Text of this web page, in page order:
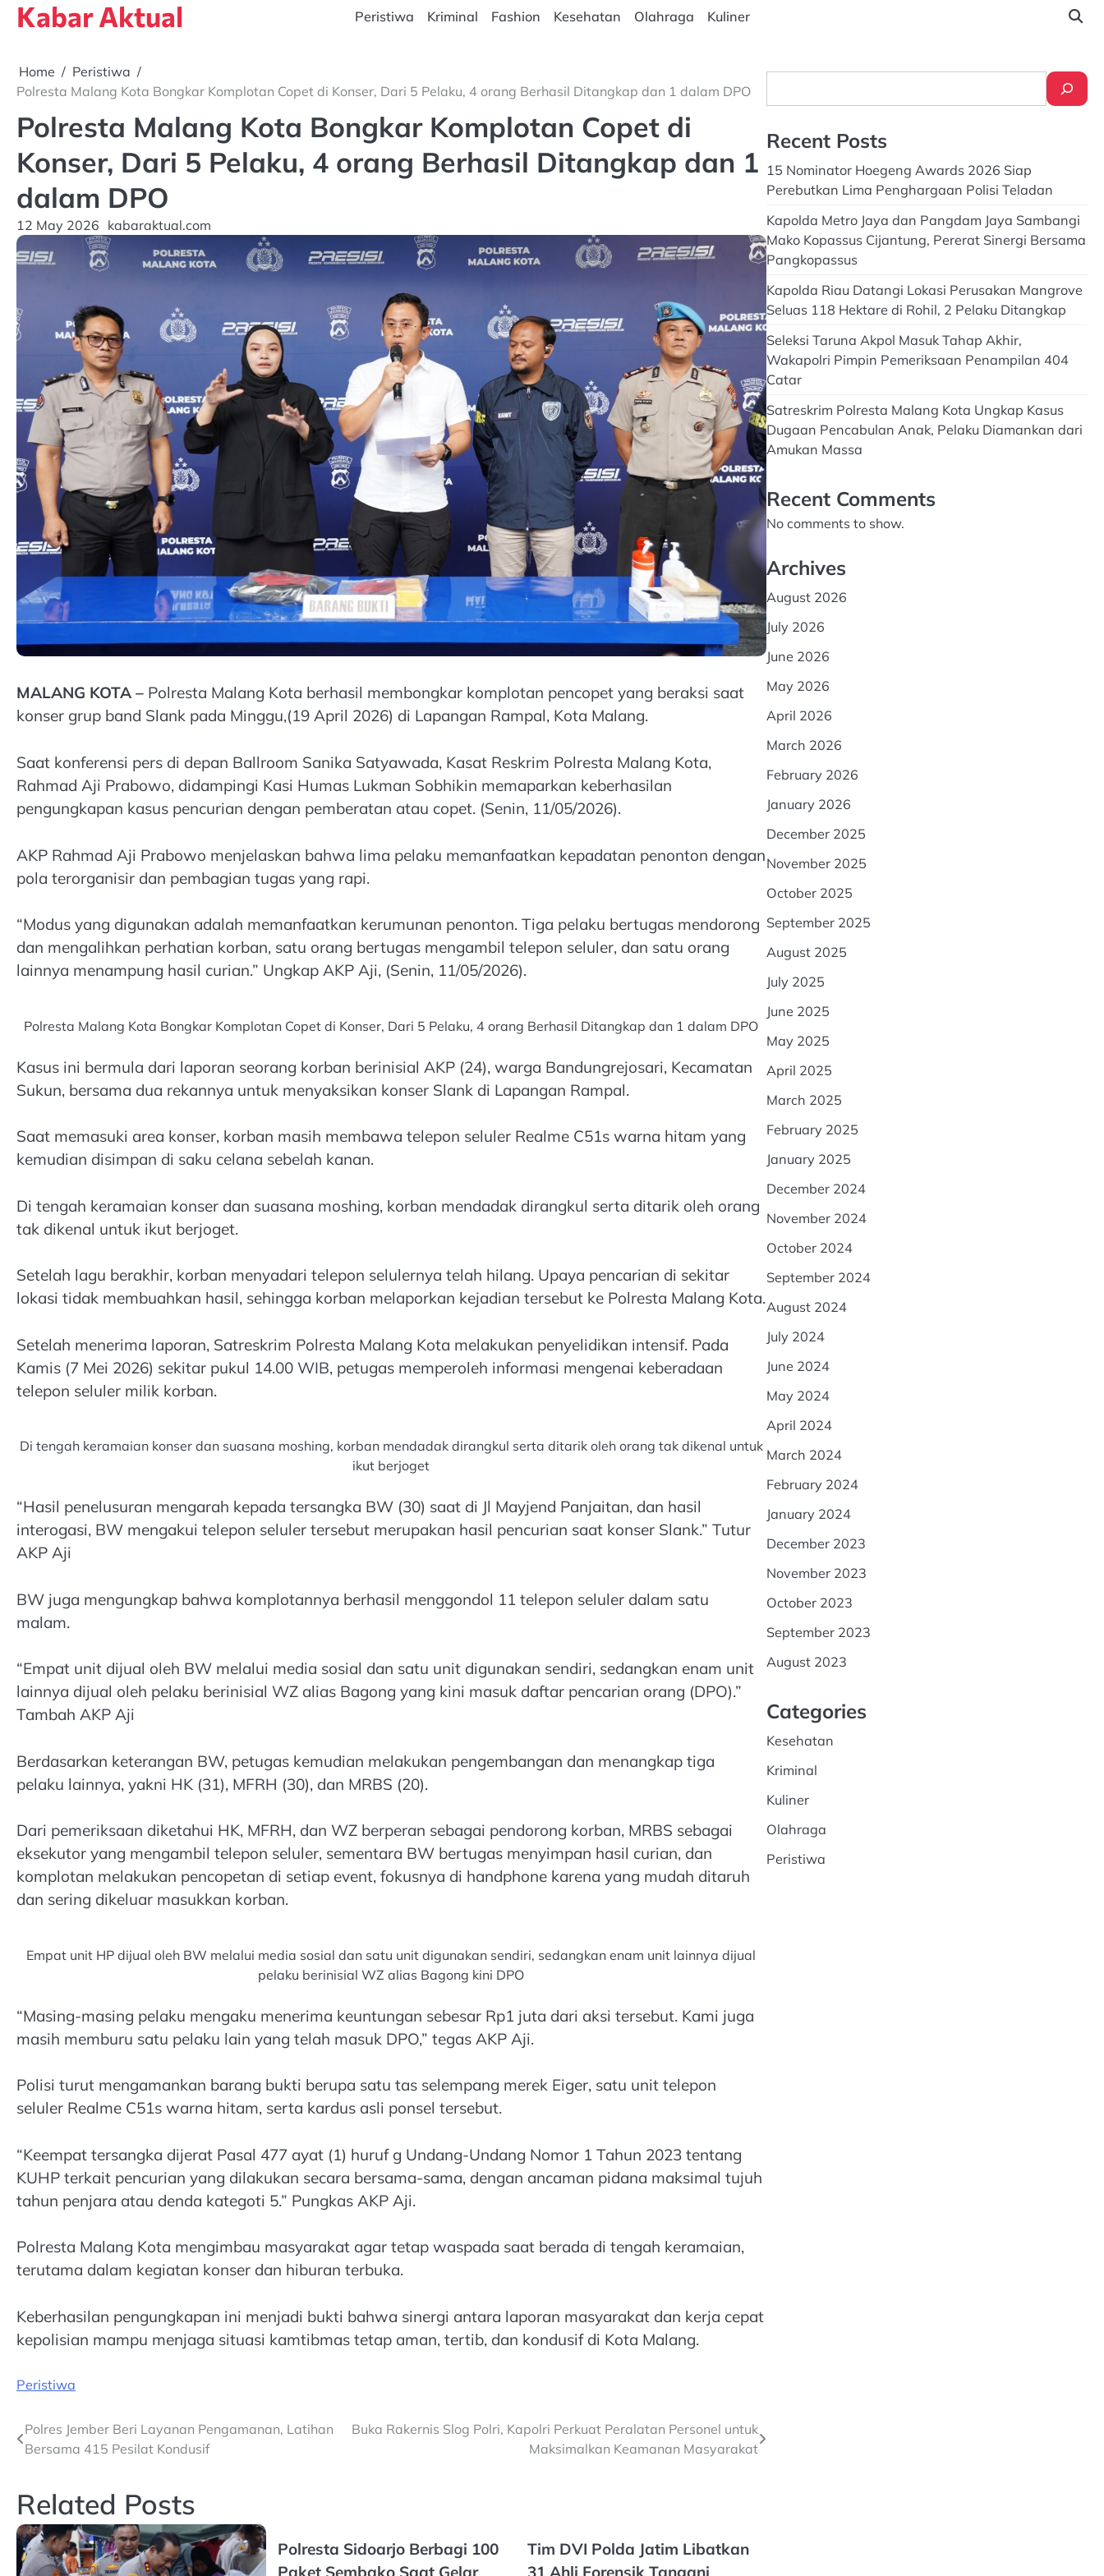
SkipKabar Aktual Peristiwa Kriminal Fashion Kesehatan Olahraga Kuliner
Home
Peristiwa
Polresta Malang Kota Bongkar Komplotan Copet di Konser, Dari 5 Pelaku, 4 orang Berhasil Ditangkap dan 1 dalam DPO
Polresta Malang Kota Bongkar Komplotan Copet di
Konser, Dari 5 Pelaku, 4 orang Berhasil Ditangkap dan 1
dalam DPO
12 May 2026 kabaraktual.com
MALANG KOTA – Polresta Malang Kota berhasil membongkar komplotan pencopet yang beraksi saat
konser grup band Slank pada Minggu,(19 April 2026) di Lapangan Rampal, Kota Malang.
Saat konferensi pers di depan Ballroom Sanika Satyawada, Kasat Reskrim Polresta Malang Kota,
Rahmad Aji Prabowo, didampingi Kasi Humas Lukman Sobhikin memaparkan keberhasilan
pengungkapan kasus pencurian dengan pemberatan atau copet. (Senin, 11/05/2026).
AKP Rahmad Aji Prabowo menjelaskan bahwa lima pelaku memanfaatkan kepadatan penonton dengan
pola terorganisir dan pembagian tugas yang rapi.
“Modus yang digunakan adalah memanfaatkan kerumunan penonton. Tiga pelaku bertugas mendorong
dan mengalihkan perhatian korban, satu orang bertugas mengambil telepon seluler, dan satu orang
lainnya menampung hasil curian.” Ungkap AKP Aji, (Senin, 11/05/2026).
Polresta Malang Kota Bongkar Komplotan Copet di Konser, Dari 5 Pelaku, 4 orang Berhasil Ditangkap dan 1 dalam DPO
Kasus ini bermula dari laporan seorang korban berinisial AKP (24), warga Bandungrejosari, Kecamatan
Sukun, bersama dua rekannya untuk menyaksikan konser Slank di Lapangan Rampal.
Saat memasuki area konser, korban masih membawa telepon seluler Realme C51s warna hitam yang
kemudian disimpan di saku celana sebelah kanan.
Di tengah keramaian konser dan suasana moshing, korban mendadak dirangkul serta ditarik oleh orang
tak dikenal untuk ikut berjoget.
Setelah lagu berakhir, korban menyadari telepon selulernya telah hilang. Upaya pencarian di sekitar
lokasi tidak membuahkan hasil, sehingga korban melaporkan kejadian tersebut ke Polresta Malang Kota.
Setelah menerima laporan, Satreskrim Polresta Malang Kota melakukan penyelidikan intensif. Pada
Kamis (7 Mei 2026) sekitar pukul 14.00 WIB, petugas memperoleh informasi mengenai keberadaan
telepon seluler milik korban.
Di tengah keramaian konser dan suasana moshing, korban mendadak dirangkul serta ditarik oleh orang tak dikenal untuk
ikut berjoget
“Hasil penelusuran mengarah kepada tersangka BW (30) saat di Jl Mayjend Panjaitan, dan hasil
interogasi, BW mengakui telepon seluler tersebut merupakan hasil pencurian saat konser Slank.” Tutur
AKP Aji
BW juga mengungkap bahwa komplotannya berhasil menggondol 11 telepon seluler dalam satu
malam.
“Empat unit dijual oleh BW melalui media sosial dan satu unit digunakan sendiri, sedangkan enam unit
lainnya dijual oleh pelaku berinisial WZ alias Bagong yang kini masuk daftar pencarian orang (DPO).”
Tambah AKP Aji
Berdasarkan keterangan BW, petugas kemudian melakukan pengembangan dan menangkap tiga
pelaku lainnya, yakni HK (31), MFRH (30), dan MRBS (20).
Dari pemeriksaan diketahui HK, MFRH, dan WZ berperan sebagai pendorong korban, MRBS sebagai
eksekutor yang mengambil telepon seluler, sementara BW bertugas menyimpan hasil curian, dan
komplotan melakukan pencopetan di setiap event, fokusnya di handphone karena yang mudah ditaruh
dan sering dikeluar masukkan korban.
Empat unit HP dijual oleh BW melalui media sosial dan satu unit digunakan sendiri, sedangkan enam unit lainnya dijual
pelaku berinisial WZ alias Bagong kini DPO
“Masing-masing pelaku mengaku menerima keuntungan sebesar Rp1 juta dari aksi tersebut. Kami juga
masih memburu satu pelaku lain yang telah masuk DPO,” tegas AKP Aji.
Polisi turut mengamankan barang bukti berupa satu tas selempang merek Eiger, satu unit telepon
seluler Realme C51s warna hitam, serta kardus asli ponsel tersebut.
“Keempat tersangka dijerat Pasal 477 ayat (1) huruf g Undang-Undang Nomor 1 Tahun 2023 tentang
KUHP terkait pencurian yang dilakukan secara bersama-sama, dengan ancaman pidana maksimal tujuh
tahun penjara atau denda kategoti 5.” Pungkas AKP Aji.
Polresta Malang Kota mengimbau masyarakat agar tetap waspada saat berada di tengah keramaian,
terutama dalam kegiatan konser dan hiburan terbuka.
Keberhasilan pengungkapan ini menjadi bukti bahwa sinergi antara laporan masyarakat dan kerja cepat
kepolisian mampu menjaga situasi kamtibmas tetap aman, tertib, dan kondusif di Kota Malang.
Peristiwa
Post
Polres Jember Beri Layanan Pengamanan, Latihan
Bersama 415 Pesilat Kondusif
Buka Rakernis Slog Polri, Kapolri Perkuat Peralatan Personel untuk
Maksimalkan Keamanan Masyarakat
Related Posts
Polresta Sidoarjo Berbagi 100
Paket Sembako Saat Gelar
Tim DVI Polda Jatim Libatkan
31 Ahli Forensik Tangani
Recent Posts
15 Nominator Hoegeng Awards 2026 Siap
Perebutkan Lima Penghargaan Polisi Teladan
Kapolda Metro Jaya dan Pangdam Jaya Sambangi
Mako Kopassus Cijantung, Pererat Sinergi Bersama
Pangkopassus
Kapolda Riau Datangi Lokasi Perusakan Mangrove
Seluas 118 Hektare di Rohil, 2 Pelaku Ditangkap
Seleksi Taruna Akpol Masuk Tahap Akhir,
Wakapolri Pimpin Pemeriksaan Penampilan 404
Catar
Satreskrim Polresta Malang Kota Ungkap Kasus
Dugaan Pencabulan Anak, Pelaku Diamankan dari
Amukan Massa
Recent Comments
No comments to show.
Archives
August 2026
July 2026
June 2026
May 2026
April 2026
March 2026
February 2026
January 2026
December 2025
November 2025
October 2025
September 2025
August 2025
July 2025
June 2025
May 2025
April 2025
March 2025
February 2025
January 2025
December 2024
November 2024
October 2024
September 2024
August 2024
July 2024
June 2024
May 2024
April 2024
March 2024
February 2024
January 2024
December 2023
November 2023
October 2023
September 2023
August 2023
Categories
Kesehatan
Kriminal
Kuliner
Olahraga
Peristiwa